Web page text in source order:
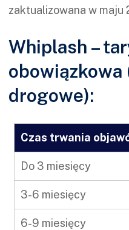
zaktualizowana w maju
Whiplash –
obowiązkowa
drogowe):
Czas trwania
Do 3 miesięcy
3-6 miesięcy
6-9 miesięcy